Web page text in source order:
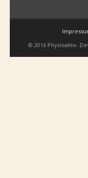
© 2016 Physioaktiv.